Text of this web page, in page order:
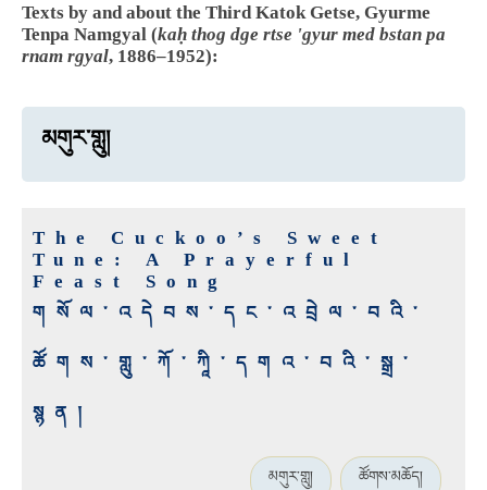
Texts by and about the Third Katok Getse, Gyurme
Tenpa Namgyal (kaḥ thog dge rtse 'gyur med bstan pa
rnam rgyal, 1886–1952):
མགུར་གླུ།
The Cuckoo’s Sweet
Tune: A Prayerful
Feast Song
གསོལ་འདེབས་དང་འབྲེལ་བའི་
ཚོགས་གླུ་ཀོ་ཀཱི་དགའ་བའི་སྒྲ་
སྙན།
མགུར་གླུ། ཚོགས་མཆོད།